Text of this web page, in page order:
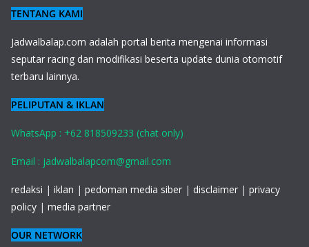
TENTANG KAMI
Jadwalbalap.com adalah portal berita mengenai informasi
seputar racing dan modifikasi beserta update dunia otomotif
terbaru lainnya.
PELIPUTAN & IKLAN
WhatsApp : +62 818509233 (chat only)
Email : jadwalbalapcom@gmail.com
redaksi | iklan | pedoman media siber | disclaimer | privacy
policy | media partner
OUR NETWORK